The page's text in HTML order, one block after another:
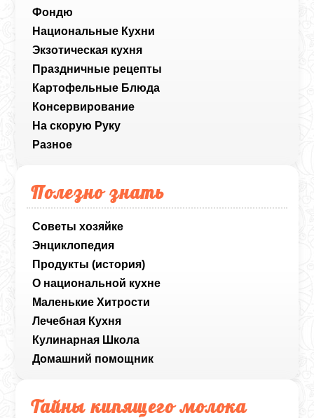
Фондю
Национальные Кухни
Экзотическая кухня
Праздничные рецепты
Картофельные Блюда
Консервирование
На скорую Руку
Разное
Полезно знать
Советы хозяйке
Энциклопедия
Продукты (история)
О национальной кухне
Маленькие Хитрости
Лечебная Кухня
Кулинарная Школа
Домашний помощник
Тайны кипящего молока